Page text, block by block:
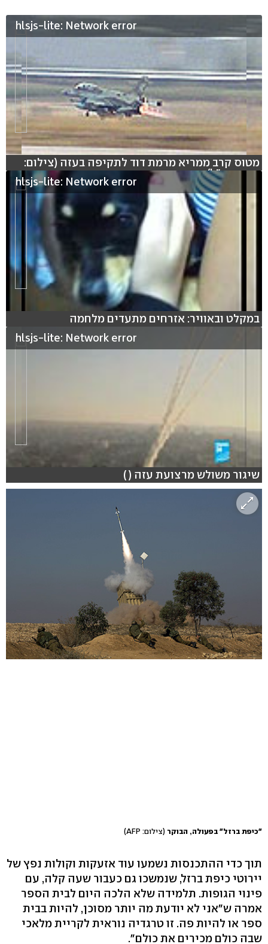
hlsjs-lite: Network error
מטוס קרב ממריא מרמת דוד לתקיפה בעזה (צילום:
דובר צה"ל)
hlsjs-lite: Network error
במקלט ובאוויר: אזרחים מתעדים מלחמה
hlsjs-lite: Network error
שיגור משולש מרצועת עזה ( )
"כיפת ברזל" בפעולה, הבוקר (צילום: AFP)
תוך כדי ההתכנסות נשמעו עוד אזעקות וקולות נפץ של
יירוטי כיפת ברזל, שנמשכו גם כעבור שעה קלה, עם
פינוי הגופות. תלמידה שלא הלכה היום לבית הספר
אמרה ש"אני לא יודעת מה יותר מסוכן, להיות בבית
ספר או להיות פה. זו טרגדיה נוראית לקריית מלאכי
שבה כולם מכירים את כולם".